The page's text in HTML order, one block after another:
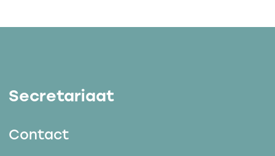
Secretariaat
Contact